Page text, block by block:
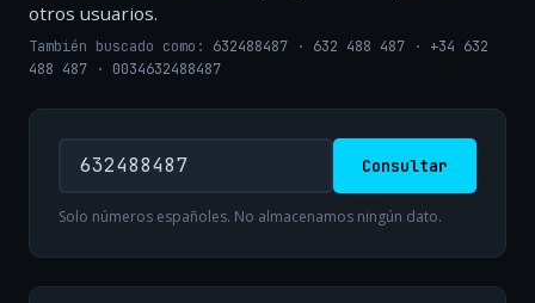
otros usuarios.
También buscado como: 632488487 · 632 488 487 · +34 632
488 487 · 0034632488487
Consultar
Solo números españoles. No almacenamos ningún dato.